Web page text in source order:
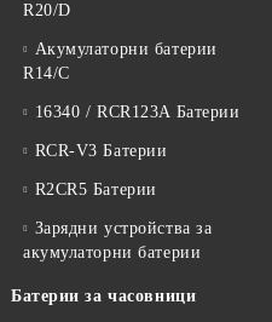
R20/D
Акумулаторни батерии
R14/C
16340 / RCR123A Батерии
RCR-V3 Батерии
R2CR5 Батерии
Зарядни устройства за
акумулаторни батерии
Батерии за часовници